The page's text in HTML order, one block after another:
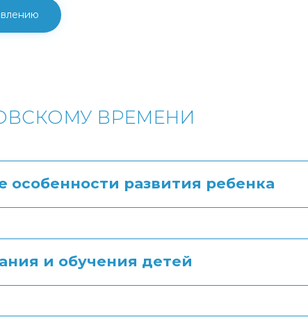
ВРЕМЕНИ
развития ребенка
и обучения детей